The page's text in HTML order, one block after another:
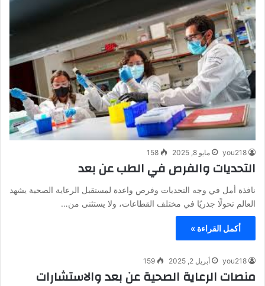
you218 مايو 8, 2025 158
التحديات والفرص في الطب عن بعد
نافذة أمل في وجه التحديات وفرص واعدة لمستقبل الرعاية الصحية يشهد
العالم تحولًا جذريًا في مختلف القطاعات، ولا يستثنى من…
أكمل القراءة »
you218 أبريل 2, 2025 159
منصات الرعاية الصحية عن بعد والاستشارات